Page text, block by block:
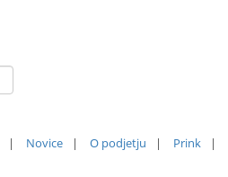
| Novice | O podjetju | Prink |